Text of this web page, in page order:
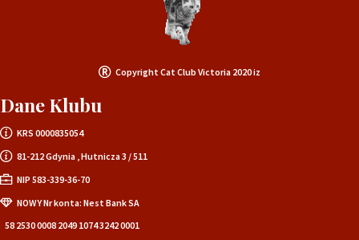
Copyright Cat Club Victoria 2020 iz
Dane Klubu
KRS 0000835054
81-212 Gdynia , Hutnicza 3 / 511
NIP 583-339-36-70
NOWY Nr konta: Nest Bank SA
58 2530 0008 2049 1074 3242 0001